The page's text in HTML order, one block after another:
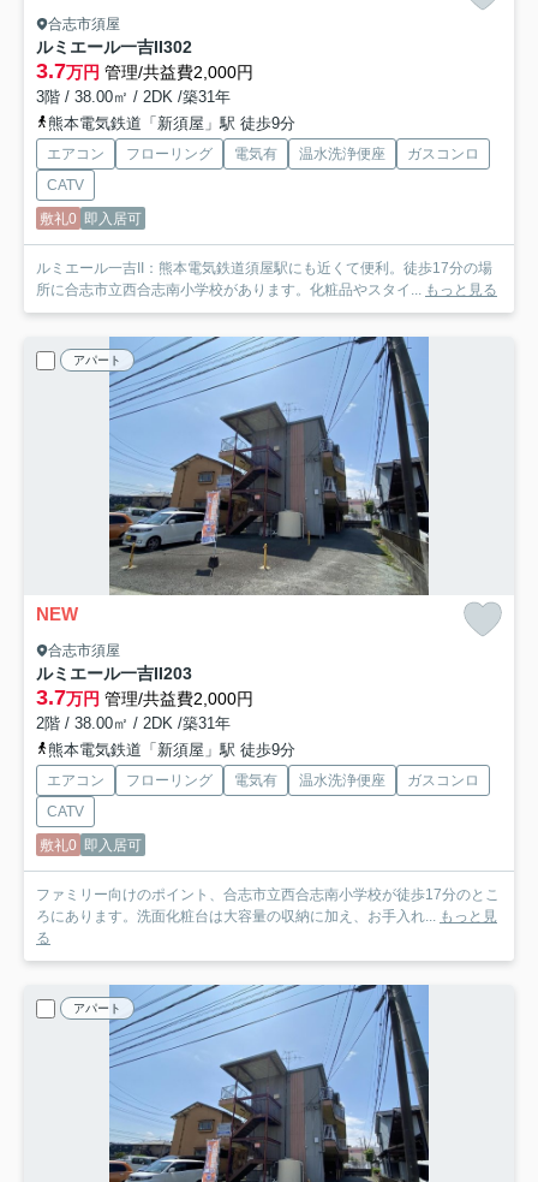
合志市須屋
ルミエール一吉II302
3.7万円 管理/共益費2,000円
3階 / 38.00㎡ / 2DK /築31年
熊本電気鉄道「新須屋」駅 徒歩9分
エアコン フローリング 電気有 温水洗浄便座
ガスコンロ
CATV
敷礼0 即入居可
ルミエール一吉II：熊本電気鉄道須屋駅にも近くて便利。徒歩17分の場
所に合志市立西合志南小学校があります。化粧品やスタイ... もっと見る
アパート
NEW
合志市須屋
ルミエール一吉II203
3.7万円 管理/共益費2,000円
2階 / 38.00㎡ / 2DK /築31年
熊本電気鉄道「新須屋」駅 徒歩9分
エアコン フローリング 電気有 温水洗浄便座
ガスコンロ
CATV
敷礼0 即入居可
ファミリー向けのポイント、合志市立西合志南小学校が徒歩17分のとこ
ろにあります。洗面化粧台は大容量の収納に加え、お手入れ... もっと見
る
アパート